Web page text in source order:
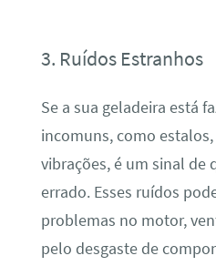
3. Ruídos Estranhos
Se a sua geladeira está
incomuns, como
vibrações, é um sinal de
errado. Esses ruídos
problemas no motor,
pelo desgaste de